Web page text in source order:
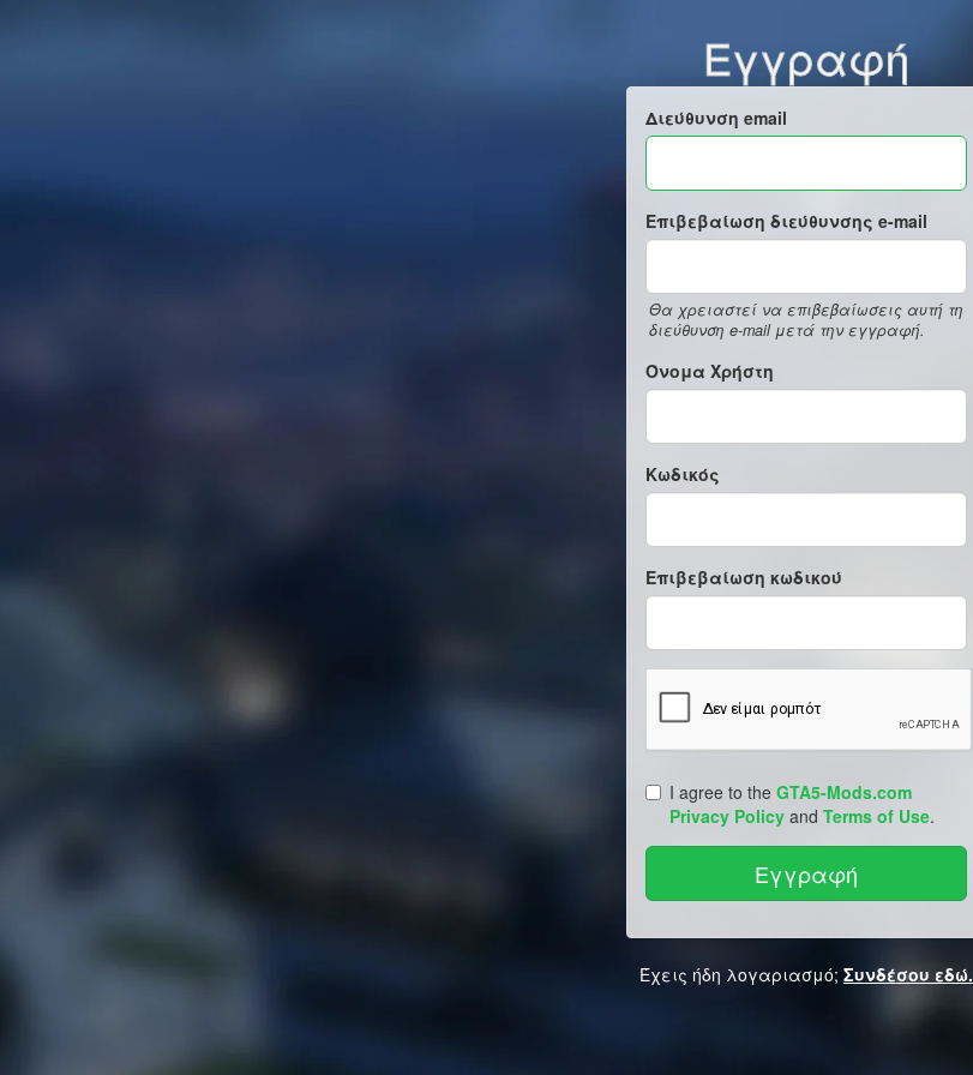
Εγγραφή
Διεύθυνση email
Επιβεβαίωση διεύθυνσης e-mail
Θα χρειαστεί να επιβεβαίωσεις αυτή τη
διεύθυνση e-mail μετά την εγγραφή.
Όνομα Χρήστη
Κωδικός
Επιβεβαίωση κωδικού
I agree to the GTA5-Mods.com
Privacy Policy and Terms of Use.
Έχεις ήδη λογαριασμό; Συνδέσου εδώ.